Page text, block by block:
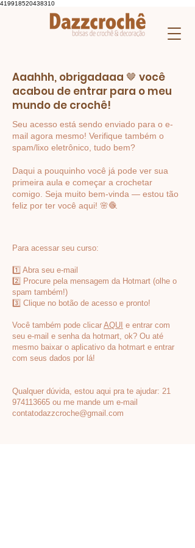
419918520438310
Aaahhh, obrigadaaa 🤎 você
acabou de entrar para o meu
mundo de crochê!​
Seu acesso está sendo enviado para o e-
mail agora mesmo! Verifique também o
spam/lixo eletrônico, tudo bem?
Daqui a pouquinho você já pode ver sua
primeira aula e começar a crochetar
comigo. Seja muito bem-vinda — estou tão
feliz por ter você aqui! 🌸🧶
Para acessar seu curso:
1️⃣ Abra seu e-mail
2️⃣ Procure pela mensagem da Hotmart (olhe o
spam também!)
3️⃣ Clique no botão de acesso e pronto!
Você também pode clicar AQUI e entrar com
seu e-mail e senha da hotmart, ok? Ou até
mesmo baixar o aplicativo da hotmart e entrar
com seus dados por lá!
Qualquer dúvida, estou aqui pra te ajudar: 21
974113665 ou me mande um e-mail
contatodazzcroche@gmail.com